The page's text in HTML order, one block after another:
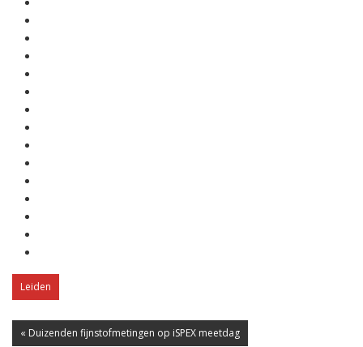
Leiden
« Duizenden fijnstofmetingen op iSPEX meetdag